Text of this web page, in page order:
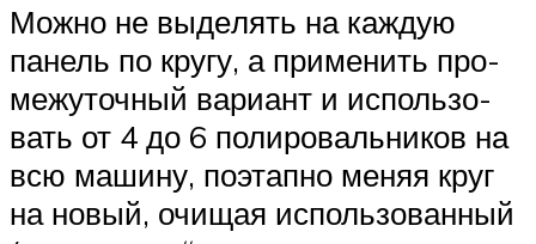
Мож­но не выде­лять на каж­дую
панель по кру­гу, а при­ме­нить про­
ме­жу­точ­ный вари­ант и исполь­зо­
вать от 4 до 6 поли­ро­валь­ни­ков на
всю маши­ну, поэтап­но меняя круг
на новый, очи­щая исполь­зо­ван­ный